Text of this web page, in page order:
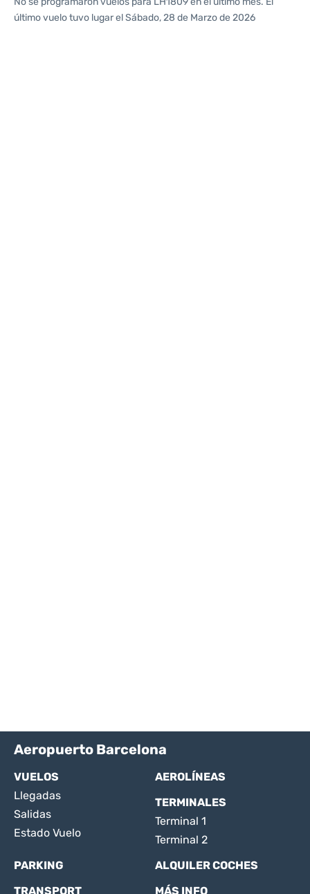
último vuelo tuvo lugar el Sábado, 28 de Marzo de 2026
Aeropuerto Barcelona
VUELOS
Llegadas
Salidas
Estado Vuelo
AEROLÍNEAS
TERMINALES
Terminal 1
Terminal 2
PARKING
ALQUILER COCHES
TRANSPORT
MÁS INFO